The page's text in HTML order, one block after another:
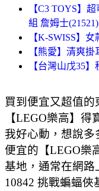
【C3 TOYS】
組 詹姆士(21521)
【K-SWISS】
【熊愛】清爽掛
【台灣山戊35
買到便宜又超值的
【LEGO樂高】
我好心動，想說
便宜的【LEGO樂
基地，通常在網路
10842 挑戰蝙蝠